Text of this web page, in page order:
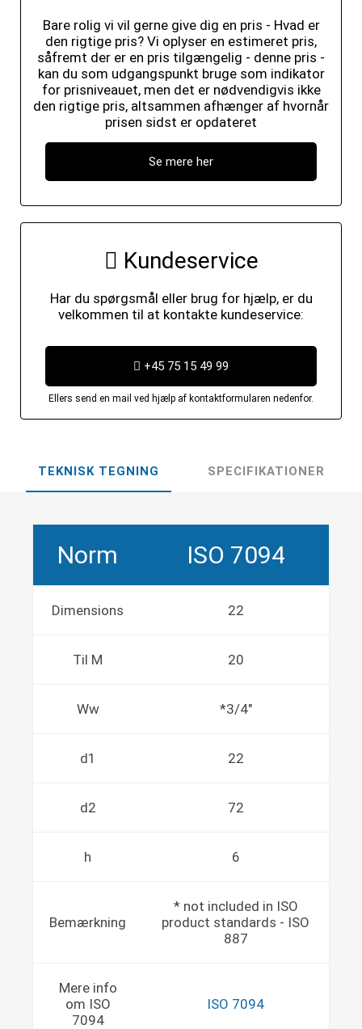
Bare rolig vi vil gerne give dig en pris - Hvad er
den rigtige pris? Vi oplyser en estimeret pris,
såfremt der er en pris tilgængelig - denne pris -
kan du som udgangspunkt bruge som indikator
for prisniveauet, men det er nødvendigvis ikke
den rigtige pris, altsammen afhænger af hvornår
prisen sidst er opdateret
Se mere her
Kundeservice
Har du spørgsmål eller brug for hjælp, er du
velkommen til at kontakte kundeservice:
+45 75 15 49 99
Ellers send en mail ved hjælp af kontaktformularen nedenfor.
TEKNISK TEGNING SPECIFIKATIONER
Norm ISO 7094
Dimensions 22
Til M 20
Ww *3/4"
d1 22
d2 72
h 6
Bemærkning
* not included in ISO
product standards - ISO
887
Mere info
om ISO
7094
ISO 7094